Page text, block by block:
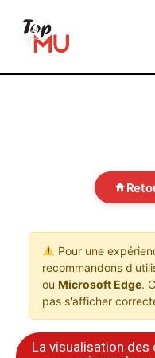
Pour une
recommandons
ou Microsoft Edge.
pas s'afficher
La visualisation des